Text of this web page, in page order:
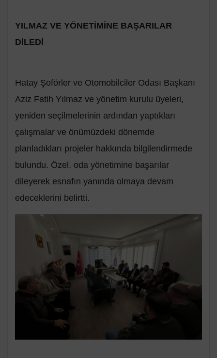
YILMAZ VE YÖNETİMİNE BAŞARILAR
DİLEDİ
Hatay Şoförler ve Otomobilciler Odası Başkanı
Aziz Fatih Yılmaz ve yönetim kurulu üyeleri,
yeniden seçilmelerinin ardından yaptıkları
çalışmalar ve önümüzdeki dönemde
planladıkları projeler hakkında bilgilendirmede
bulundu. Özel, oda yönetimine başarılar
dileyerek esnafın yanında olmaya devam
edeceklerini belirtti.